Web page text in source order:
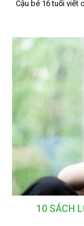
Cậu bé 16 tuổi viết
10 SÁCH